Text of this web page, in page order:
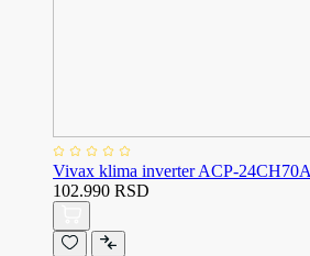
Vivax klima inverter ACP-
102.990 RSD